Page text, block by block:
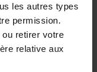
les autres types
permission.
retirer votre
relative aux
qui séduit par
tête, mandarine,